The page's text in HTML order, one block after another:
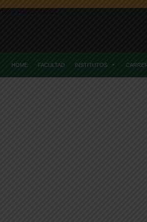
HOME FACULTAD INSTITUTOS